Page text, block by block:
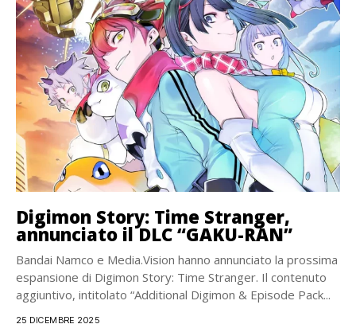
Digimon Story: Time Stranger,
annunciato il DLC “GAKU-RAN”
Bandai Namco e Media.Vision hanno annunciato la prossima
espansione di Digimon Story: Time Stranger. Il contenuto
aggiuntivo, intitolato “Additional Digimon & Episode Pack...
25 DICEMBRE 2025